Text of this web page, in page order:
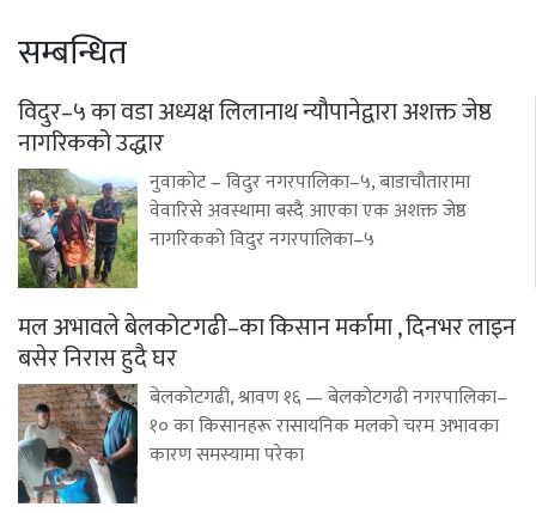
सम्बन्धित
विदुर–५ का वडा अध्यक्ष लिलानाथ न्यौपानेद्वारा अशक्त जेष्ठ
नागरिकको उद्धार
नुवाकोट – विदुर नगरपालिका–५, बाडाचौतारामा
वेवारिसे अवस्थामा बस्दै आएका एक अशक्त जेष्ठ
नागरिकको विदुर नगरपालिका–५
मल अभावले बेलकोटगढी–का किसान मर्कामा , दिनभर लाइन
बसेर निरास हुदै घर
बेलकोटगढी, श्रावण १६ — बेलकोटगढी नगरपालिका–
१० का किसानहरू रासायनिक मलको चरम अभावका
कारण समस्यामा परेका